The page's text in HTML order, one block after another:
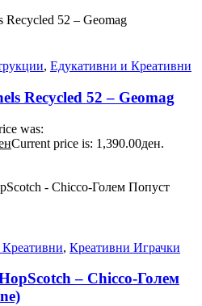
, Едукативни и Креативни
Recycled 52 – Geomag
was:
Current price is: 1,390.00ден.
, Креативни Играчки
– Chicco-Голем